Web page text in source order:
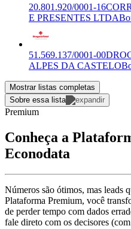
20.801.920/0001-16
E PRESENTES LTDA
51.569.137/0001-00
ALPES DA CASTELO
Mostrar listas completas
Sobre essa lista
Premium
Conheça a
Econodata
Números são ótimos, mas leads
Plataforma Premium, você
de perder tempo com dados
fale direto com os decisores